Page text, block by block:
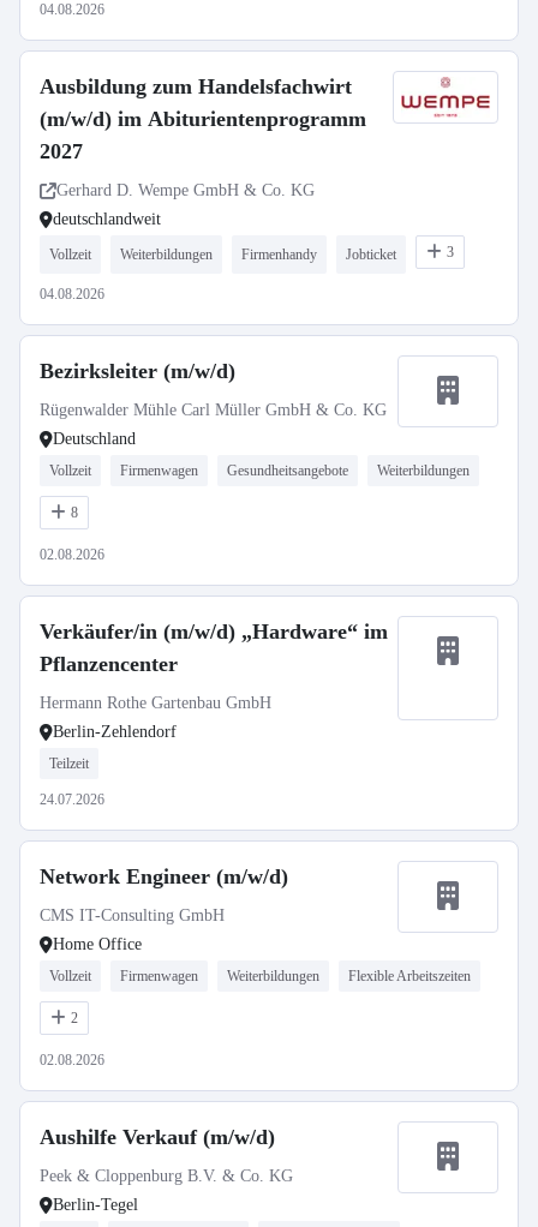
04.08.2026
Ausbildung zum Handelsfachwirt
(m/w/d) im Abiturientenprogramm
2027
Gerhard D. Wempe GmbH & Co. KG
deutschlandweit
Vollzeit Weiterbildungen Firmenhandy Jobticket 3
04.08.2026
Bezirksleiter (m/w/d)
Rügenwalder Mühle Carl Müller GmbH & Co. KG
Deutschland
Vollzeit Firmenwagen Gesundheitsangebote Weiterbildungen
8
02.08.2026
Verkäufer/in (m/w/d) „Hardware“ im
Pflanzencenter
Hermann Rothe Gartenbau GmbH
Berlin-Zehlendorf
Teilzeit
24.07.2026
Network Engineer (m/w/d)
CMS IT-Consulting GmbH
Home Office
Vollzeit Firmenwagen Weiterbildungen Flexible Arbeitszeiten
2
02.08.2026
Aushilfe Verkauf (m/w/d)
Peek & Cloppenburg B.V. & Co. KG
Berlin-Tegel